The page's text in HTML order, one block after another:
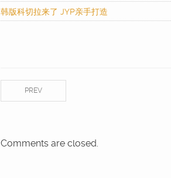
韩版科切拉来了 JYP亲手打造
PREV
Comments are closed.